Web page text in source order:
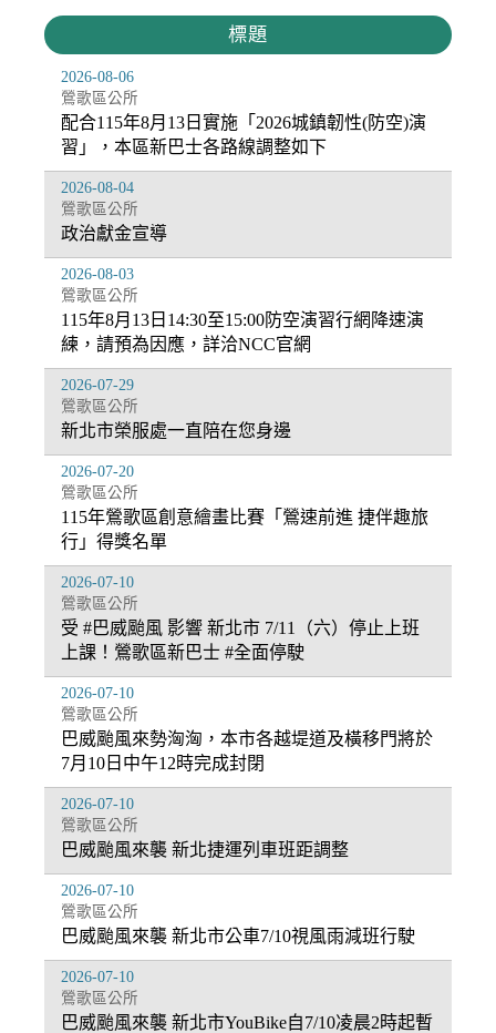
標題
配合115年8月13日實施「2026城鎮韌性(防空)演
習」，本區新巴士各路線調整如下
鶯歌區公所
2026-08-06
政治獻金宣導
鶯歌區公所
2026-08-04
115年8月13日14:30至15:00防空演習行網降速演
練，請預為因應，詳洽NCC官網
鶯歌區公所
2026-08-03
新北市榮服處一直陪在您身邊
鶯歌區公所
2026-07-29
115年鶯歌區創意繪畫比賽「鶯速前進 捷伴趣旅
行」得獎名單
鶯歌區公所
2026-07-20
受 #巴威颱風 影響 新北市 7/11（六）停止上班
上課！鶯歌區新巴士 #全面停駛
鶯歌區公所
2026-07-10
巴威颱風來勢洶洶，本市各越堤道及橫移門將於
7月10日中午12時完成封閉
鶯歌區公所
2026-07-10
巴威颱風來襲 新北捷運列車班距調整
鶯歌區公所
2026-07-10
巴威颱風來襲 新北市公車7/10視風雨減班行駛
鶯歌區公所
2026-07-10
巴威颱風來襲 新北市YouBike自7/10凌晨2時起暫
鶯歌區公所
2026-07-10